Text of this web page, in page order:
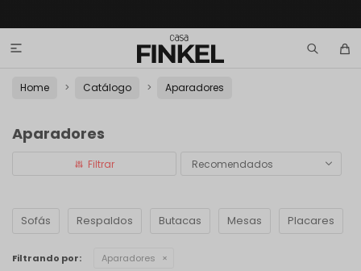

Home Catálogo Aparadores
Aparadores
Recomendados
Sofás Respaldos Butacas Mesas Placares
Filtrando por: Aparadores